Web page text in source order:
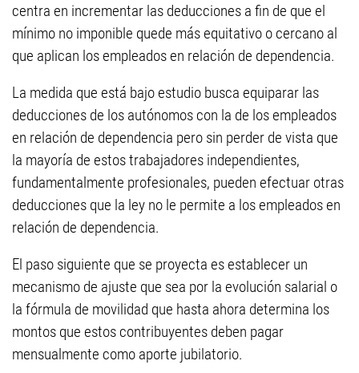
centra en incrementar las deducciones a fin de que el
mínimo no imponible quede más equitativo o cercano al
que aplican los empleados en relación de dependencia.
La medida que está bajo estudio busca equiparar las
deducciones de los autónomos con la de los empleados
en relación de dependencia pero sin perder de vista que
la mayoría de estos trabajadores independientes,
fundamentalmente profesionales, pueden efectuar otras
deducciones que la ley no le permite a los empleados en
relación de dependencia.
El paso siguiente que se proyecta es establecer un
mecanismo de ajuste que sea por la evolución salarial o
la fórmula de movilidad que hasta ahora determina los
montos que estos contribuyentes deben pagar
mensualmente como aporte jubilatorio.